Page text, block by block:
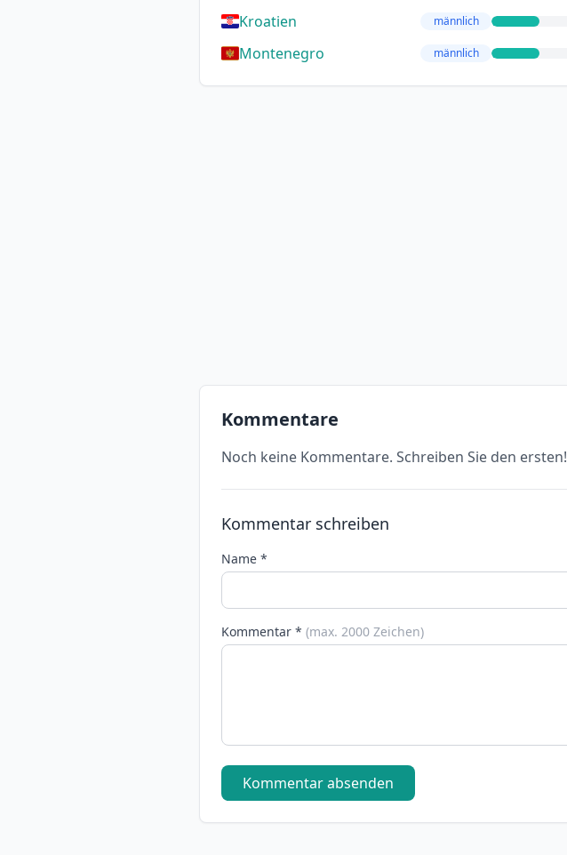
Kroatien männlich
Montenegro männlich
Kommentare
Noch keine Kommentare. Schreiben Sie den ersten!
Kommentar schreiben
Name *
Kommentar * (max. 2000 Zeichen)
Kommentar absenden